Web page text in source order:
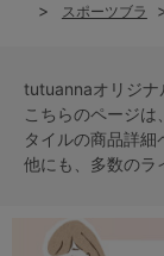
スポーツブラ
tutuannaオリジナ
こちらのページ
タイルの商品詳細
他にも、多数のラ